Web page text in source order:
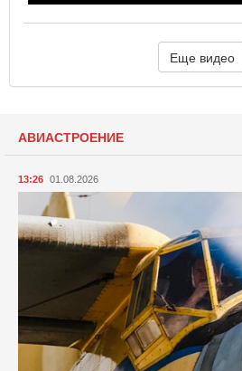
Еще видео
АВИАСТРОЕНИЕ
13:26 01.08.2026